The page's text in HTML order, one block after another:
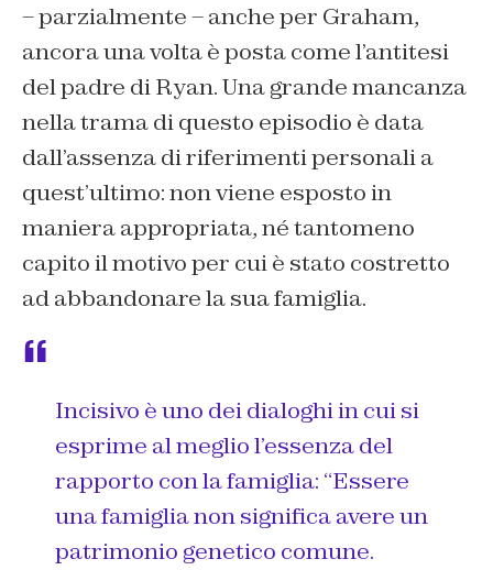
– parzialmente – anche per Graham,
ancora una volta è posta come l’antitesi
del padre di Ryan. Una grande mancanza
nella trama di questo episodio è data
dall’assenza di riferimenti personali a
quest’ultimo: non viene esposto in
maniera appropriata, né tantomeno
capito il motivo per cui è stato costretto
ad abbandonare la sua famiglia.
Incisivo è uno dei dialoghi in cui si
esprime al meglio l’essenza del
rapporto con la famiglia: “Essere
una famiglia non significa avere un
patrimonio genetico comune.